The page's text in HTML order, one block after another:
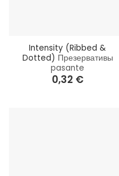
Intensity (Ribbed &
Dotted) Презервативы
pasante
0,32 €